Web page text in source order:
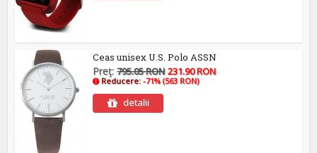
Ceas unisex U.S. Polo ASSN
Preţ:795.05 RON 231.90 RON
Reducere:-71% (563 RON)
detalii